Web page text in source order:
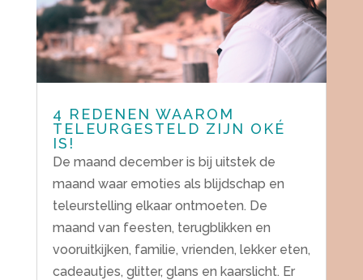
4 REDENEN WAAROM
TELEURGESTELD ZIJN OKÉ
IS!
De maand december is bij uitstek de
maand waar emoties als blijdschap en
teleurstelling elkaar ontmoeten. De
maand van feesten, terugblikken en
vooruitkijken, familie, vrienden, lekker eten,
cadeautjes, glitter, glans en kaarslicht. Er